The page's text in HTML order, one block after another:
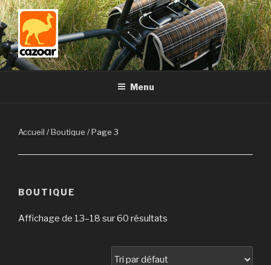
Aller
au
contenu
principal
Menu
Accueil /Boutique / Page 3
BOUTIQUE
Affichage de 13–18 sur 60 résultats